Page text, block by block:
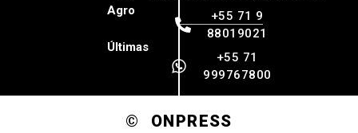
Agro
Últimas
+55 71 9
88019021
+55 71
999767800
© ONPRESS